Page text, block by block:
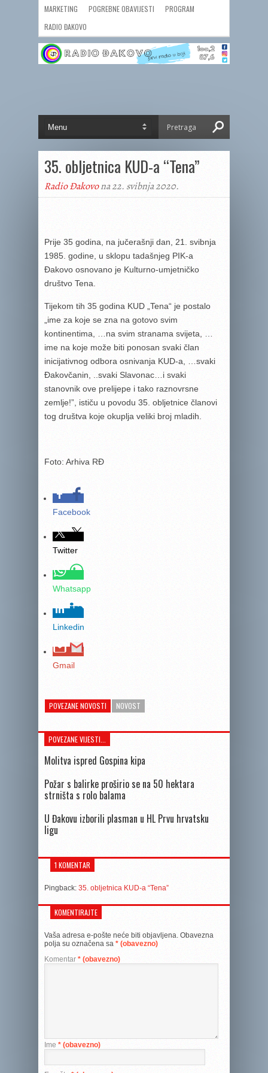
MARKETING POGREBNE OBAVIJESTI
PROGRAM
RADIO ĐAKOVO
35. obljetnica KUD-a “Tena”
Radio Đakovona 22. svibnja 2020.
Prije 35 godina, na jučerašnji dan, 21. svibnja
1985. godine, u sklopu tadašnjeg PIK-a
Đakovo osnovano je Kulturno-umjetničko
društvo Tena.
Tijekom tih 35 godina KUD „Tena“ je postalo
„ime za koje se zna na gotovo svim
kontinentima, …na svim stranama svijeta, …
ime na koje može biti ponosan svaki član
inicijativnog odbora osnivanja KUD-a, …svaki
Đakovčanin, ..svaki Slavonac…i svaki
stanovnik ove prelijepe i tako raznovrsne
zemlje!”, ističu u povodu 35. obljetnice članovi
tog društva koje okuplja veliki broj mladih.
Foto: Arhiva RĐ
Facebook
Twitter
Whatsapp
Linkedin
Gmail
POVEZANE NOVOSTI NOVOST
POVEZANE VIJESTI...
Molitva ispred Gospina kipa
Požar s balirke proširio se na 50 hektara
strništa s rolo balama
U Đakovu izborili plasman u HL Prvu hrvatsku
ligu
1 KOMENTAR
Pingback: 35. obljetnica KUD-a “Tena”
KOMENTIRAJTE
Vaša adresa e-pošte neće biti objavljena. Obavezna
polja su označena sa * (obavezno)
Komentar * (obavezno)
Ime * (obavezno)